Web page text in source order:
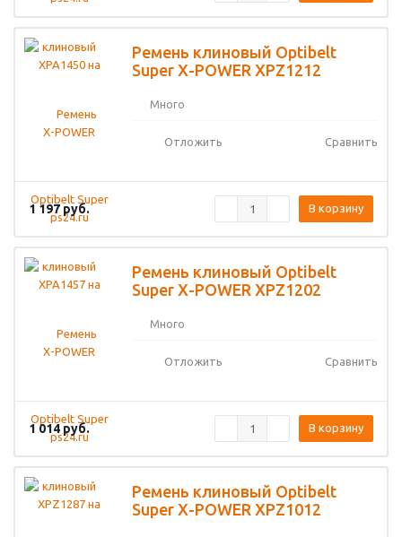
Ремень клиновый Optibelt
Super X-POWER XPZ1212
Много
Отложить Сравнить
1 197 руб. В корзину
Ремень клиновый Optibelt
Super X-POWER XPZ1202
Много
Отложить Сравнить
1 014 руб. В корзину
Ремень клиновый Optibelt
Super X-POWER XPZ1012